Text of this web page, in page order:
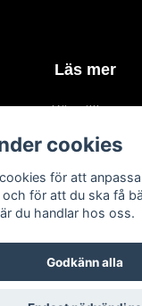
Läs mer
Köpvillkor
Kontakt
Vanliga frågor
Om
cookies
för att
för att du ska få
du handlar hos oss.
Godkänn alla